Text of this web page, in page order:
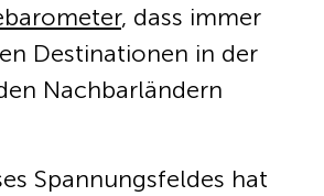
, dass immer
Destinationen in der
Nachbarländern
Spannungsfeldes hat